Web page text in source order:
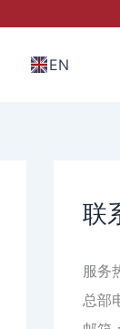
EN
联
服务
总部